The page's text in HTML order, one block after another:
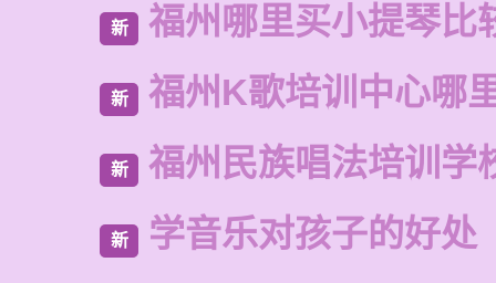
新 福州哪里买小提琴比
新 福州K歌培训中心哪
新 福州民族唱法培训学
新 学音乐对孩子的好处